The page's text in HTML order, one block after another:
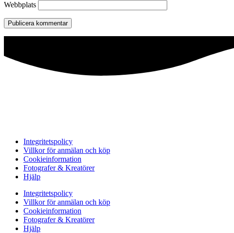
Webbplats
Integritetspolicy
Villkor för anmälan och köp
Cookieinformation
Fotografer & Kreatörer
Hjälp
Integritetspolicy
Villkor för anmälan och köp
Cookieinformation
Fotografer & Kreatörer
Hjälp